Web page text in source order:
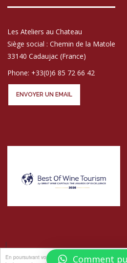
En poursuivant votre navigation sur ce site, vous
Les Ateliers au Chateau
Siège social : Chemin de la Matole
33140 Cadaujac (France)
Phone: +33(0)6 85 72 66 42
ENVOYER UN EMAIL
Comment